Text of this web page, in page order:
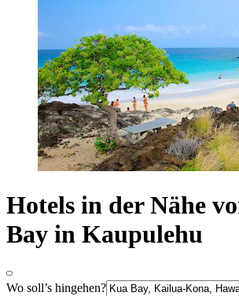
Hotels in der Nähe
Bay in Kaupulehu
Wo soll’s hingehen?